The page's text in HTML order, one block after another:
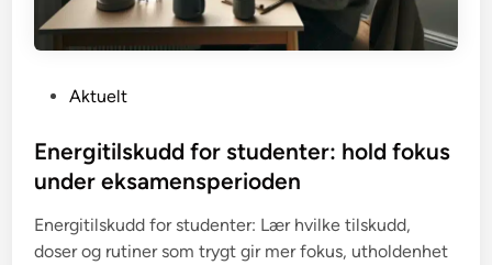
s
t
d
i
Aktuelt
Energitilskudd for studenter: hold fokus
under eksamensperioden
Energitilskudd for studenter: Lær hvilke tilskudd,
doser og rutiner som trygt gir mer fokus, utholdenhet